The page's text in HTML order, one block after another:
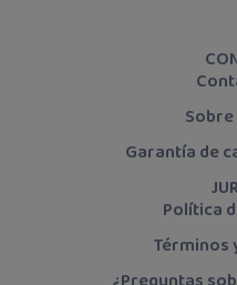
Garantía de
Política
Términos